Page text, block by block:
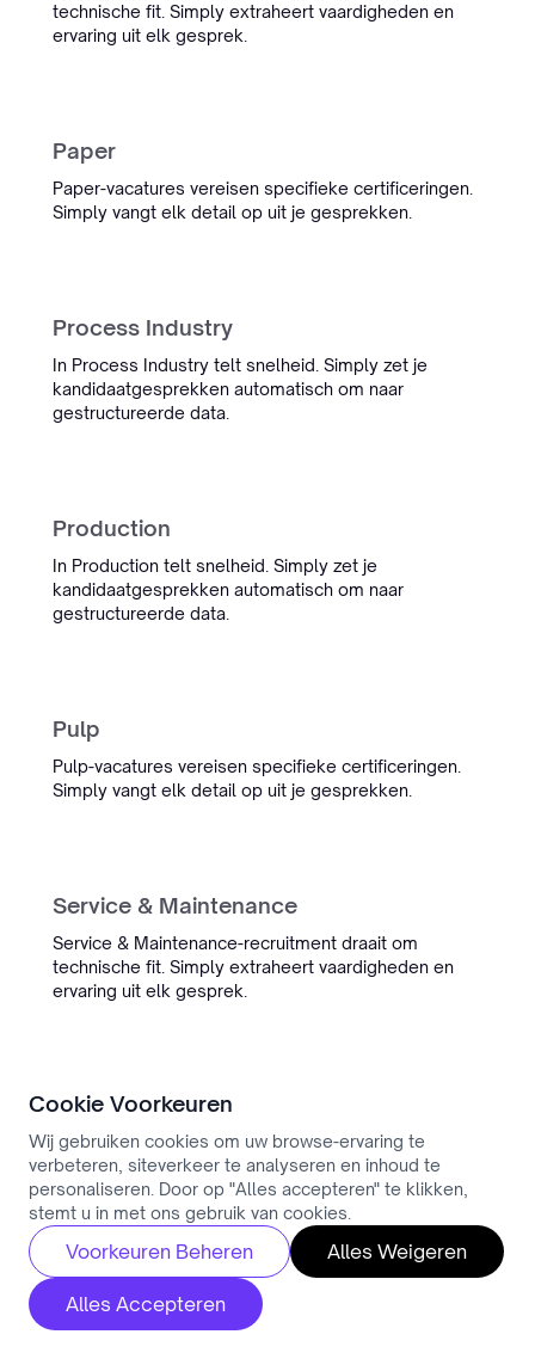
technische fit. Simply extraheert vaardigheden en
ervaring uit elk gesprek.
Paper
Paper-vacatures vereisen specifieke certificeringen.
Simply vangt elk detail op uit je gesprekken.
Process Industry
In Process Industry telt snelheid. Simply zet je
kandidaatgesprekken automatisch om naar
gestructureerde data.
Production
In Production telt snelheid. Simply zet je
kandidaatgesprekken automatisch om naar
gestructureerde data.
Pulp
Pulp-vacatures vereisen specifieke certificeringen.
Simply vangt elk detail op uit je gesprekken.
Service & Maintenance
Service & Maintenance-recruitment draait om
technische fit. Simply extraheert vaardigheden en
ervaring uit elk gesprek.
Skilled Trades
Skilled Trades-recruitment draait om technische fit.
Simply extraheert vaardigheden en ervaring uit elk
gesprek.
Timber Industry
Cookie Voorkeuren
Wij gebruiken cookies om uw browse-ervaring te
verbeteren, siteverkeer te analyseren en inhoud te
personaliseren. Door op "Alles accepteren" te klikken,
stemt u in met ons gebruik van cookies.
Voorkeuren Beheren Alles Weigeren
Alles Accepteren